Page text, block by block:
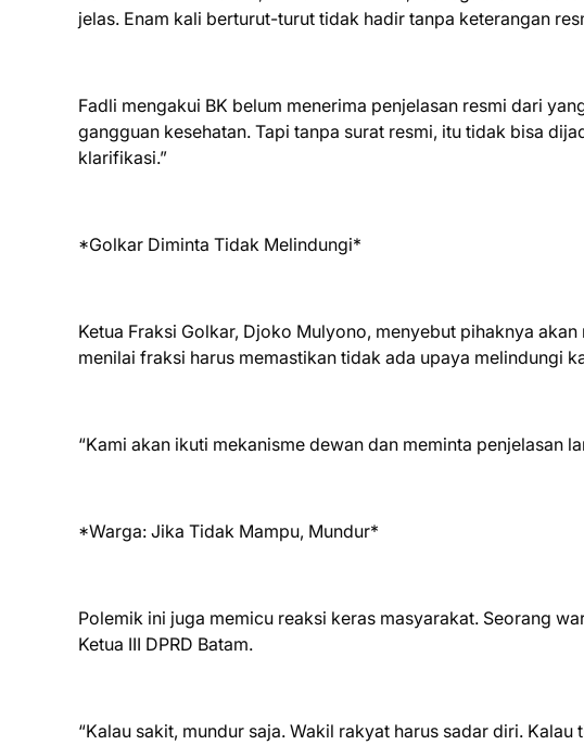
jelas. Enam kali berturut-turut tidak hadir tanpa keterangan
Fadli mengakui BK belum menerima penjelasan resmi dari
gangguan kesehatan. Tapi tanpa surat resmi, itu tidak bisa
klarifikasi.”
*Golkar Diminta Tidak Melindungi*
Ketua Fraksi Golkar, Djoko Mulyono, menyebut pihaknya
menilai fraksi harus memastikan tidak ada upaya melindungi
“Kami akan ikuti mekanisme dewan dan meminta penjelasan
*Warga: Jika Tidak Mampu, Mundur*
Polemik ini juga memicu reaksi keras masyarakat. Seorang
Ketua III DPRD Batam.
“Kalau sakit, mundur saja. Wakil rakyat harus sadar diri.